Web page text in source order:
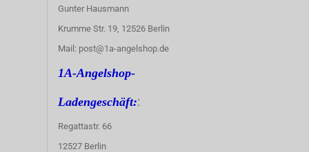
Gunter Hausmann
Krumme Str. 19, 12526 Berlin
Mail: post@1a-angelshop.de
1A-Angelshop-
Ladengeschäft::
Regattastr. 66
12527 Berlin